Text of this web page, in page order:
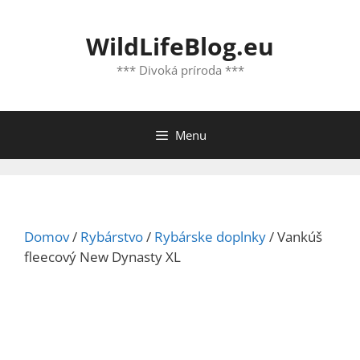
WildLifeBlog.eu
*** Divoká príroda ***
Menu
Domov/ Rybárstvo/ Rybárske doplnky/ Vankúš
fleecový New Dynasty XL